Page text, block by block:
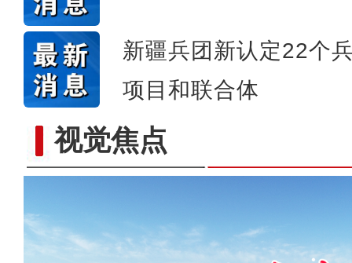
新疆兵团新认定22个
项目和联合体
视觉焦点《游在新疆、吃住在兵团》